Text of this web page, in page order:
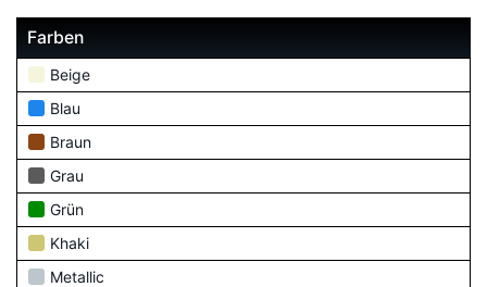
Farben
Beige
Blau
Braun
Grau
Grün
Khaki
Metallic